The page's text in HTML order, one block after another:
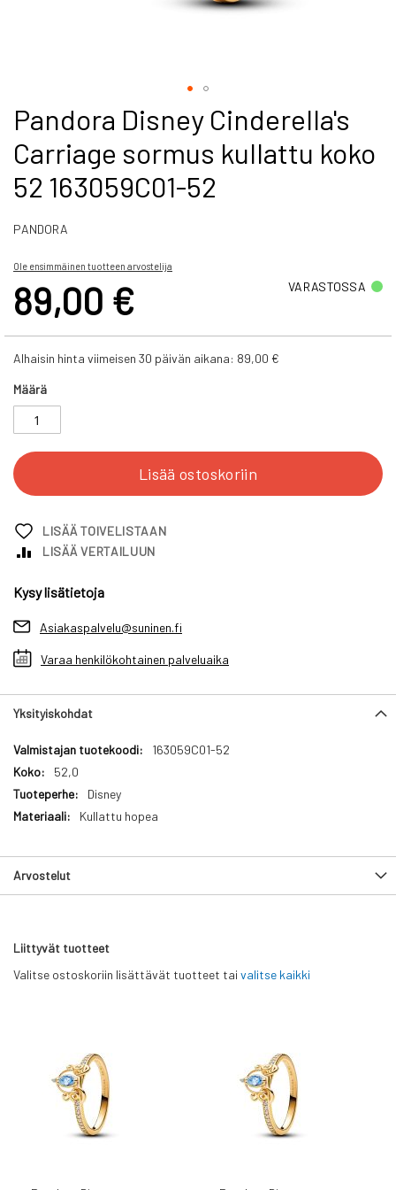
Skip
to
the
beginning
of
the
gallery
Pandora Disney Cinderella's
Carriage sormus kullattu koko
52 163059C01-52
PANDORA
Ole ensimmäinen tuotteen arvostelija
89,00 € VARASTOSSA
Alhaisin hinta viimeisen 30 päivän aikana: 89,00 €
Määrä
Lisää ostoskoriin
LISÄÄ TOIVELISTAAN
LISÄÄ VERTAILUUN
Kysy lisätietoja
Asiakaspalvelu@suninen.fi
Varaa henkilökohtainen palveluaika
Yksityiskohdat
Yksityiskohdat
163059C01-52
52,0
Disney
Kullattu hopea
Arvostelut
Liittyvät tuotteet
Valitse ostoskoriin lisättävät tuotteet tai valitse kaikki